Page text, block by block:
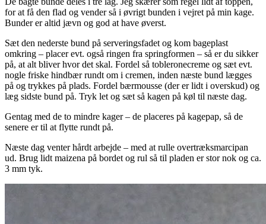
for at få den flad og vender så i øvrigt bunden i vejret på min kage.
Bunder er altid jævn og god at have øverst.
Sæt den nederste bund på serveringsfadet og kom bageplast
omkring – placer evt. også ringen fra springformen – så er du sikker
på, at alt bliver hvor det skal. Fordel så tobleronecreme og sæt evt.
nogle friske hindbær rundt om i cremen, inden næste bund lægges
på og trykkes på plads. Fordel bærmousse (der er lidt i overskud) og
læg sidste bund på. Tryk let og sæt så kagen på køl til næste dag.
Gentag med de to mindre kager – de placeres på kagepap, så de
senere er til at flytte rundt på.
Næste dag venter hårdt arbejde – med at rulle overtræksmarcipan
ud. Brug lidt maizena på bordet og rul så til pladen er stor nok og ca.
3 mm tyk.